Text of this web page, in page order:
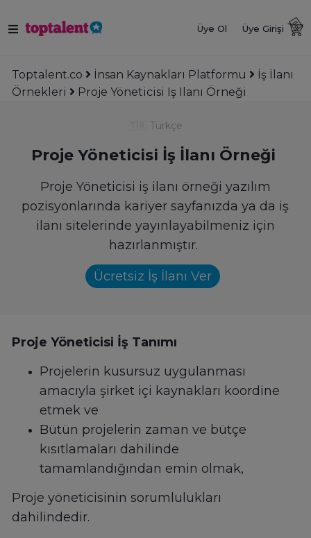
Üye Ol Üye Girişi
Toptalent.co İnsan Kaynakları Platformu
İş İlanı
Örnekleri
Proje Yöneticisi Iş Ilanı Örneği
Türkçe
Proje Yöneticisi İş İlanı Örneği
Proje Yöneticisi iş ilanı örneği yazılım
pozisyonlarında kariyer sayfanızda ya da iş
ilanı sitelerinde yayınlayabilmeniz için
hazırlanmıştır.
Ücretsiz İş İlanı Ver
Proje Yöneticisi İş Tanımı
Projelerin kusursuz uygulanması
amacıyla şirket içi kaynakları koordine
etmek ve
Bütün projelerin zaman ve bütçe
kısıtlamaları dahilinde
tamamlandığından emin olmak,
Proje yöneticisinin sorumlulukları
dahilindedir.